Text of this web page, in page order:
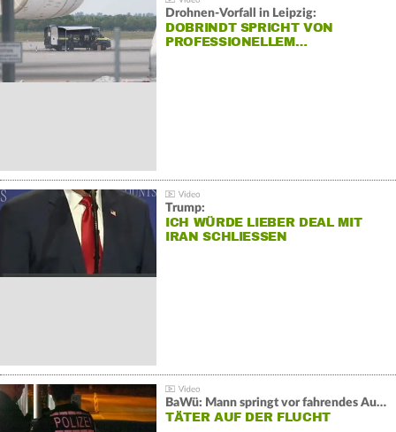
Drohnen-Vorfall in Leipzig:
DOBRINDT SPRICHT VON
PROFESSIONELLEM…
Trump:
ICH WÜRDE LIEBER DEAL MIT
IRAN SCHLIESSEN
BaWü: Mann springt vor fahrendes Auto und schießt
TÄTER AUF DER FLUCHT